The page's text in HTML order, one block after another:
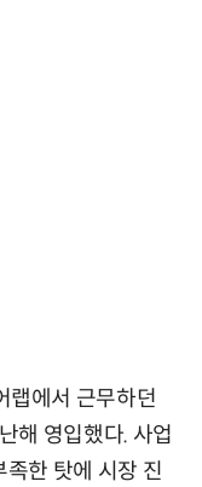
랩에서 근무하던
해 영입했다. 사업
한 탓에 시장 진